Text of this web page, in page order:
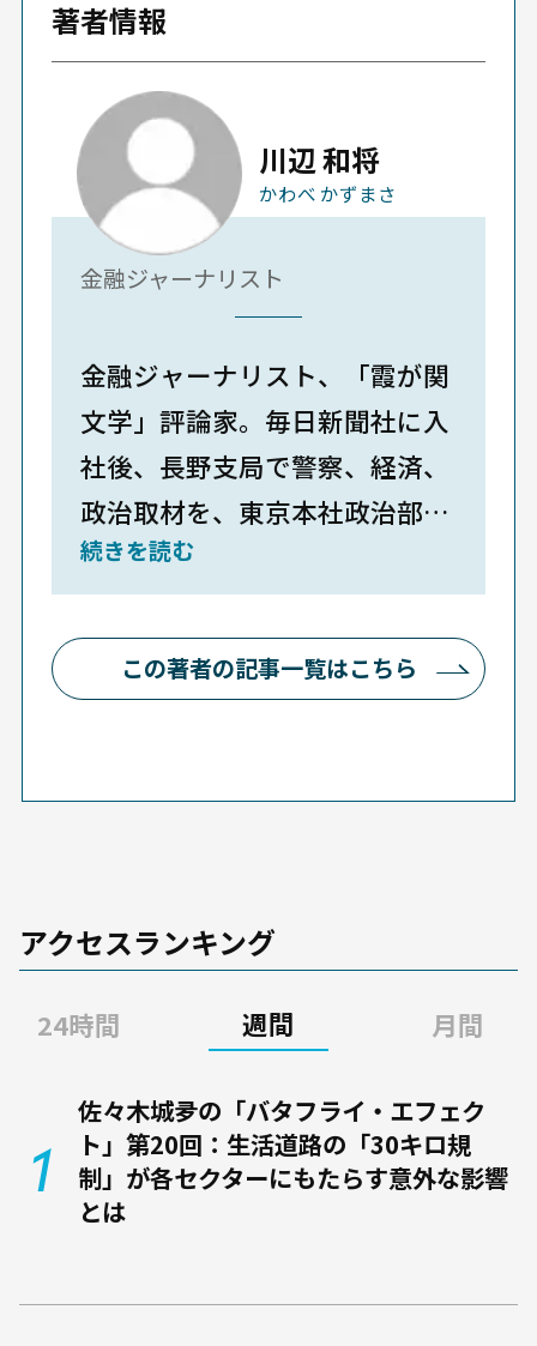
著者情報
川辺 和将
かわべ かずまさ
金融ジャーナリスト
金融ジャーナリスト、「霞が関
文学」評論家。毎日新聞社に入
社後、長野支局で警察、経済、
政治取材を、東京本社政治部で
首相官邸番を担当。金融専門誌
の当局取材担当を経て2022年1
月に独立し、主に金融業界の
「顧客本位」定着に向けた政策
続きを読む
この著者の記事一覧はこちら
アクセスランキング
24時間 週間 月間
佐々木城夛の「バタフライ・エフェク
ト」第20回：生活道路の「30キロ規
制」が各セクターにもたらす意外な影響
とは